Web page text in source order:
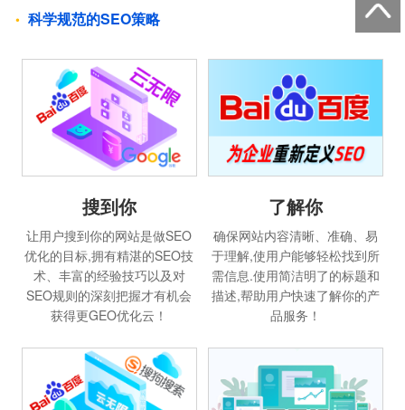
科学规范的SEO策略
搜到你
让用户搜到你的网站是做SEO
优化的目标,拥有精湛的SEO技
术、丰富的经验技巧以及对
SEO规则的深刻把握才有机会
获得更GEO优化云！
了解你
确保网站内容清晰、准确、易
于理解,使用户能够轻松找到所
需信息.使用简洁明了的标题和
描述,帮助用户快速了解你的产
品服务！